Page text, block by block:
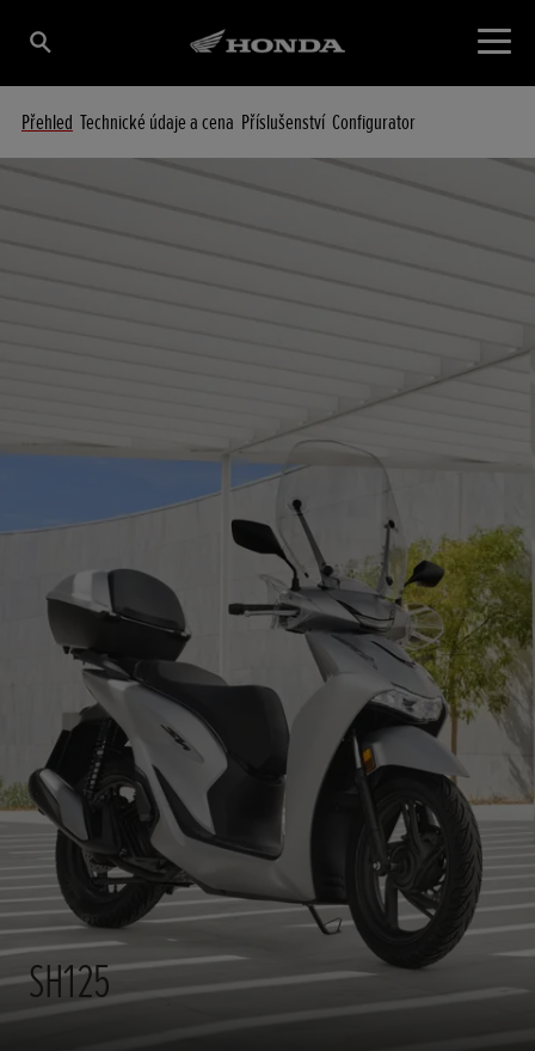
Přehled Technické údaje a cena Příslušenství Configurator
SH125